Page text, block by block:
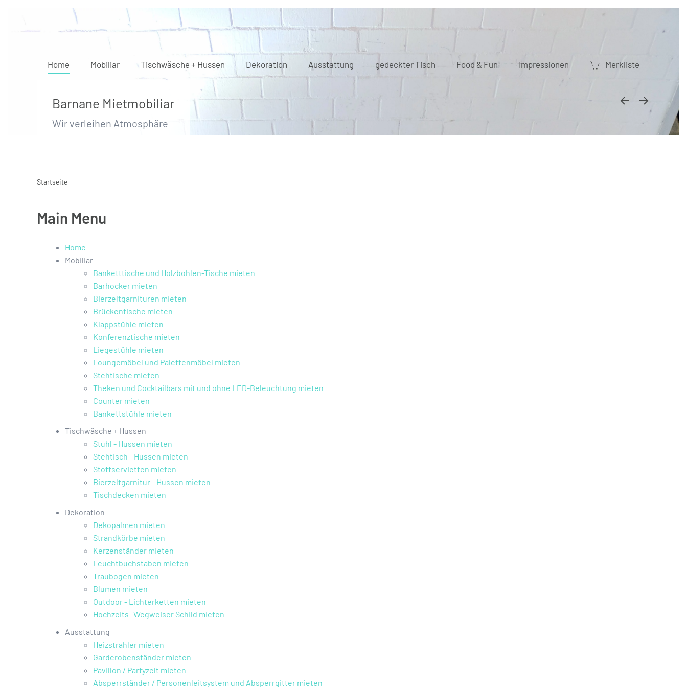
Zum Hauptinhalt springen
Home Mobiliar Tischwäsche + Hussen Dekoration Ausstattung gedeckter Tisch Food & Fun Impressionen Merkliste
Barnane Mietmobiliar
Wir verleihen Atmosphäre
Startseite
Main Menu
Home
Mobiliar
Banketttische und Holzbohlen-Tische mieten
Barhocker mieten
Bierzeltgarnituren mieten
Brückentische mieten
Klappstühle mieten
Konferenztische mieten
Liegestühle mieten
Loungemöbel und Palettenmöbel mieten
Stehtische mieten
Theken und Cocktailbars mit und ohne LED-Beleuchtung mieten
Counter mieten
Bankettstühle mieten
Tischwäsche + Hussen
Stuhl - Hussen mieten
Stehtisch - Hussen mieten
Stoffservietten mieten
Bierzeltgarnitur - Hussen mieten
Tischdecken mieten
Dekoration
Dekopalmen mieten
Strandkörbe mieten
Kerzenständer mieten
Leuchtbuchstaben mieten
Traubogen mieten
Blumen mieten
Outdoor - Lichterketten mieten
Hochzeits- Wegweiser Schild mieten
Ausstattung
Heizstrahler mieten
Garderobenständer mieten
Pavillon / Partyzelt mieten
Absperrständer / Personenleitsystem und Absperrgitter mieten